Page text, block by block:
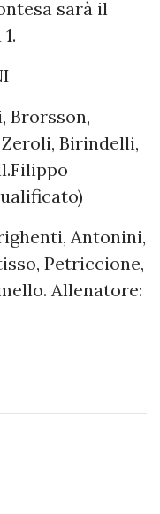
sarà il
Brorsson,
Birindelli,
Antonini,
Petriccione,
Allenatore: